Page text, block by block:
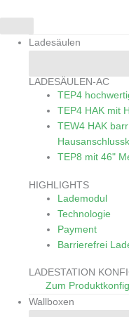
contentLadesäulen
LADESÄULEN-AC
TEP4
TEP4 HAK mit
TEW4 HAK
TEP8 mit 46"
HIGHLIGHTS
Lademodul
Technologie
Payment
Barrierefrei
LADESTATION
Zum
Wallboxen